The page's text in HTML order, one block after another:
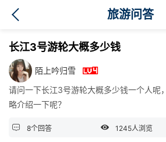
旅游问答
长江3号游轮大概多少钱
陌上吟归雪 
请问一下长江3号游轮大概多少钱一个人呢
略介绍一下呢？
 8个回答  1245人浏览